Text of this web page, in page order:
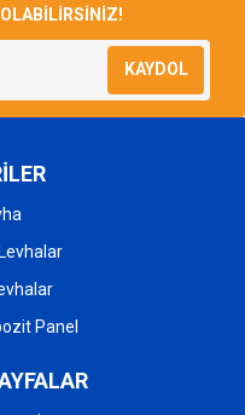
KAYDOL
Panel